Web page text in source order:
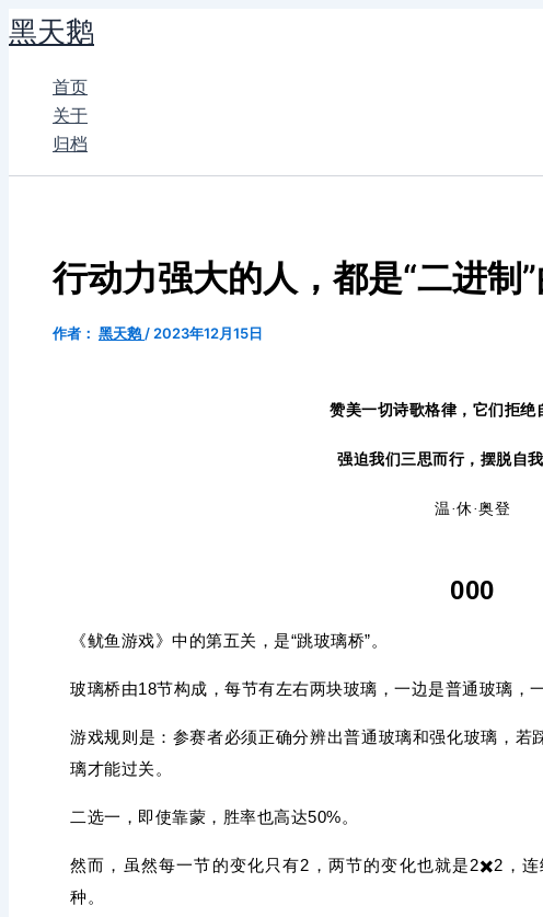
跳
至
黑天鹅
首页
关于
归档
行动力强大的人，都是“二进制
作者： 黑天鹅 / 2023年12月15日
赞美一切诗歌格律，它们拒绝
强迫我们三思而行，摆脱自我
温·休·奥登
000
《鱿鱼游戏》中的第五关，是“跳玻璃桥”。
玻璃桥由18节构成，每节有左右两块玻璃，一边是普通玻璃，
游戏规则是：参赛者必须正确分辨出普通玻璃和强化玻璃，若
璃才能过关。
二选一，即使靠蒙，胜率也高达50%。
然而，虽然每一节的变化只有2，两节的变化也就是2✖️2，
种。